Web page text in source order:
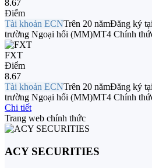
8.67
Điểm
Tài khoản ECNTrên 20 nămĐăng ký
trường Ngoại hối (MM)MT4 Chính
FXT
Điểm
8.67
Tài khoản ECNTrên 20 nămĐăng ký
trường Ngoại hối (MM)MT4 Chính
Chi tiết
Trang web chính thức
ACY SECURITIES